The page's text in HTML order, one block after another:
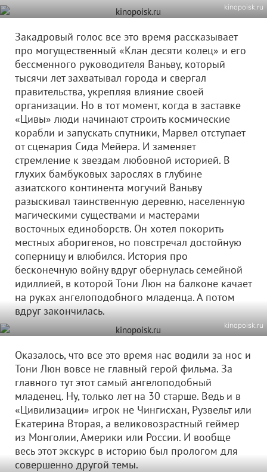
kinopoisk.ru
Закадровый голос все это время рассказывает
про могущественный «Клан десяти колец» и его
бессменного руководителя Ваньву, который
тысячи лет захватывал города и свергал
правительства, укрепляя влияние своей
организации. Но в тот момент, когда в заставке
«Цивы» люди начинают строить космические
корабли и запускать спутники, Марвел отступает
от сценария Сида Мейера. И заменяет
стремление к звездам любовной историей. В
глухих бамбуковых зарослях в глубине
азиатского континента могучий Ваньву
разыскивал таинственную деревню, населенную
магическими существами и мастерами
восточных единоборств. Он хотел покорить
местных аборигенов, но повстречал достойную
соперницу и влюбился. История про
бесконечную войну вдруг обернулась семейной
идиллией, в которой Тони Люн на балконе качает
на руках ангелоподобного младенца. А потом
вдруг закончилась.
kinopoisk.ru
Оказалось, что все это время нас водили за нос и
Тони Люн вовсе не главный герой фильма. За
главного тут этот самый ангелоподобный
младенец. Ну, только лет на 30 старше. Ведь и в
«Цивилизации» игрок не Чингисхан, Рузвельт или
Екатерина Вторая, а великовозрастный геймер
из Монголии, Америки или России. И вообще
весь этот экскурс в историю был прологом для
совершенно другой темы.